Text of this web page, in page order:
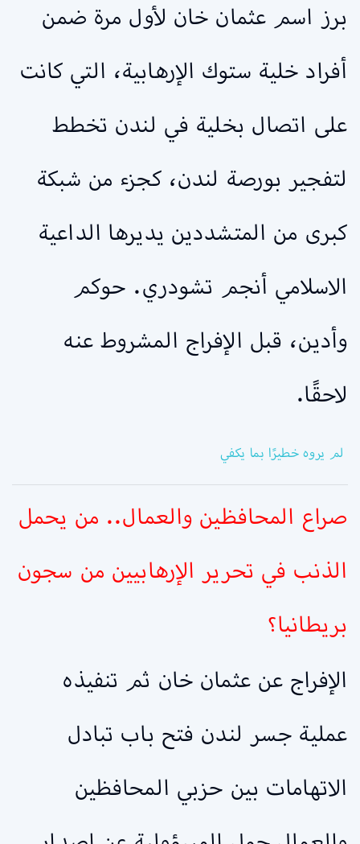
برز اسم عثمان خان لأول مرة ضمن
أفراد خلية ستوك الإرهابية، التي كانت
على اتصال بخلية في لندن تخطط
لتفجير بورصة لندن، كجزء من شبكة
كبرى من المتشددين يديرها الداعية
الاسلامي أنجم تشودري. حوكم
وأدين، قبل الإفراج المشروط عنه
لاحقًا.
لم يروه خطيرًا بما يكفي
صراع المحافظين والعمال.. من يحمل
الذنب في تحرير الإرهابيين من سجون
بريطانيا؟
الإفراج عن عثمان خان ثم تنفيذه
عملية جسر لندن فتح باب تبادل
الاتهامات بين حزبي المحافظين